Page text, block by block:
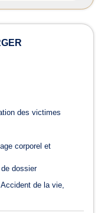
des victimes
corporel et
dossier
Accident de la vie